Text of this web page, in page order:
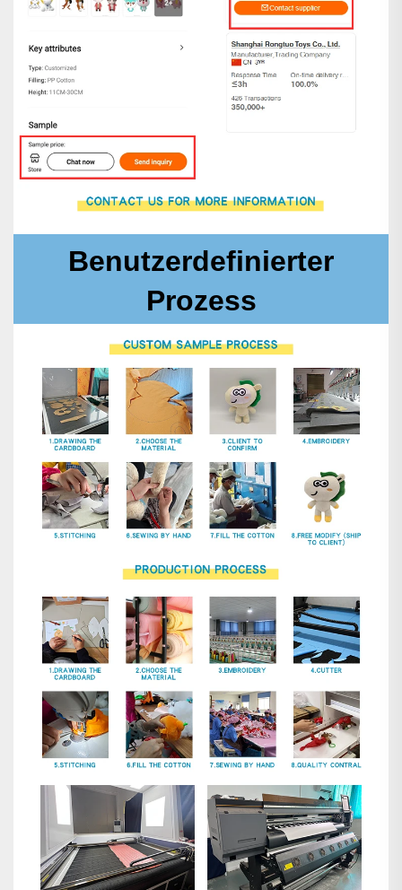
Benutzerdefinierter
Prozess